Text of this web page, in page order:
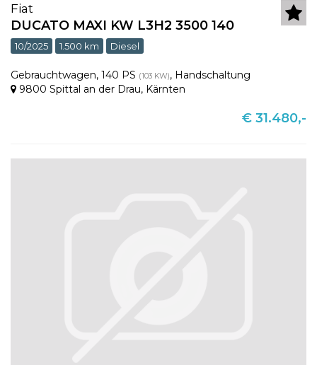
Fiat
DUCATO MAXI KW L3H2 3500 140
10/2025 1.500 km Diesel
Gebrauchtwagen, 140 PS (103 KW), Handschaltung
9800 Spittal an der Drau, Kärnten
€ 31.480,-